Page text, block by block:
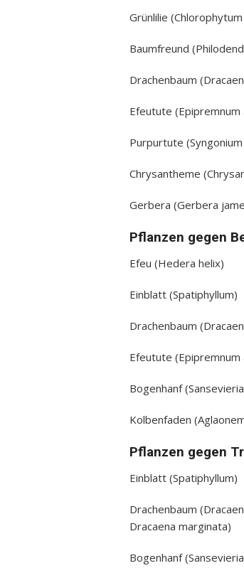
Grünlilie
Baumfreund
Drachenbaum
Efeutute (Epipremnum
Purpurtute
Chrysantheme
Gerbera (Gerbera
Pflanzen gegen
Efeu (Hedera helix)
Einblatt (Spatiphyllum)
Drachenbaum
Efeutute (Epipremnum
Bogenhanf
Kolbenfaden
Pflanzen gegen
Einblatt (Spatiphyllum)
Drachenbaum
Dracaena marginata)
Bogenhanf